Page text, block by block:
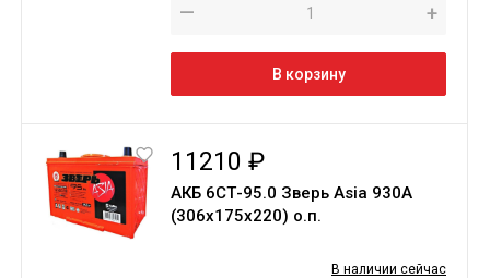
— +
В корзину
11210 ₽
АКБ 6СТ-95.0 Зверь Asia 930A
(306х175х220) о.п.
В наличии сейчас